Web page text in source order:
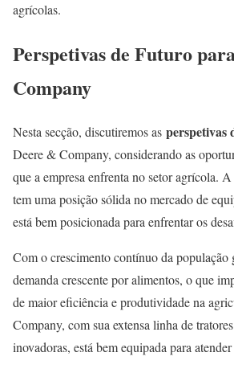
agrícolas.
Perspetivas de Futuro
Company
Nesta secção, discutiremos as perspetivas
Deere & Company, considerando as
que a empresa enfrenta no setor agrícola.
tem uma posição sólida no mercado de
está bem posicionada para enfrentar os
Com o crescimento contínuo da população
demanda crescente por alimentos, o que
de maior eficiência e produtividade na
Company, com sua extensa linha de
inovadoras, está bem equipada para